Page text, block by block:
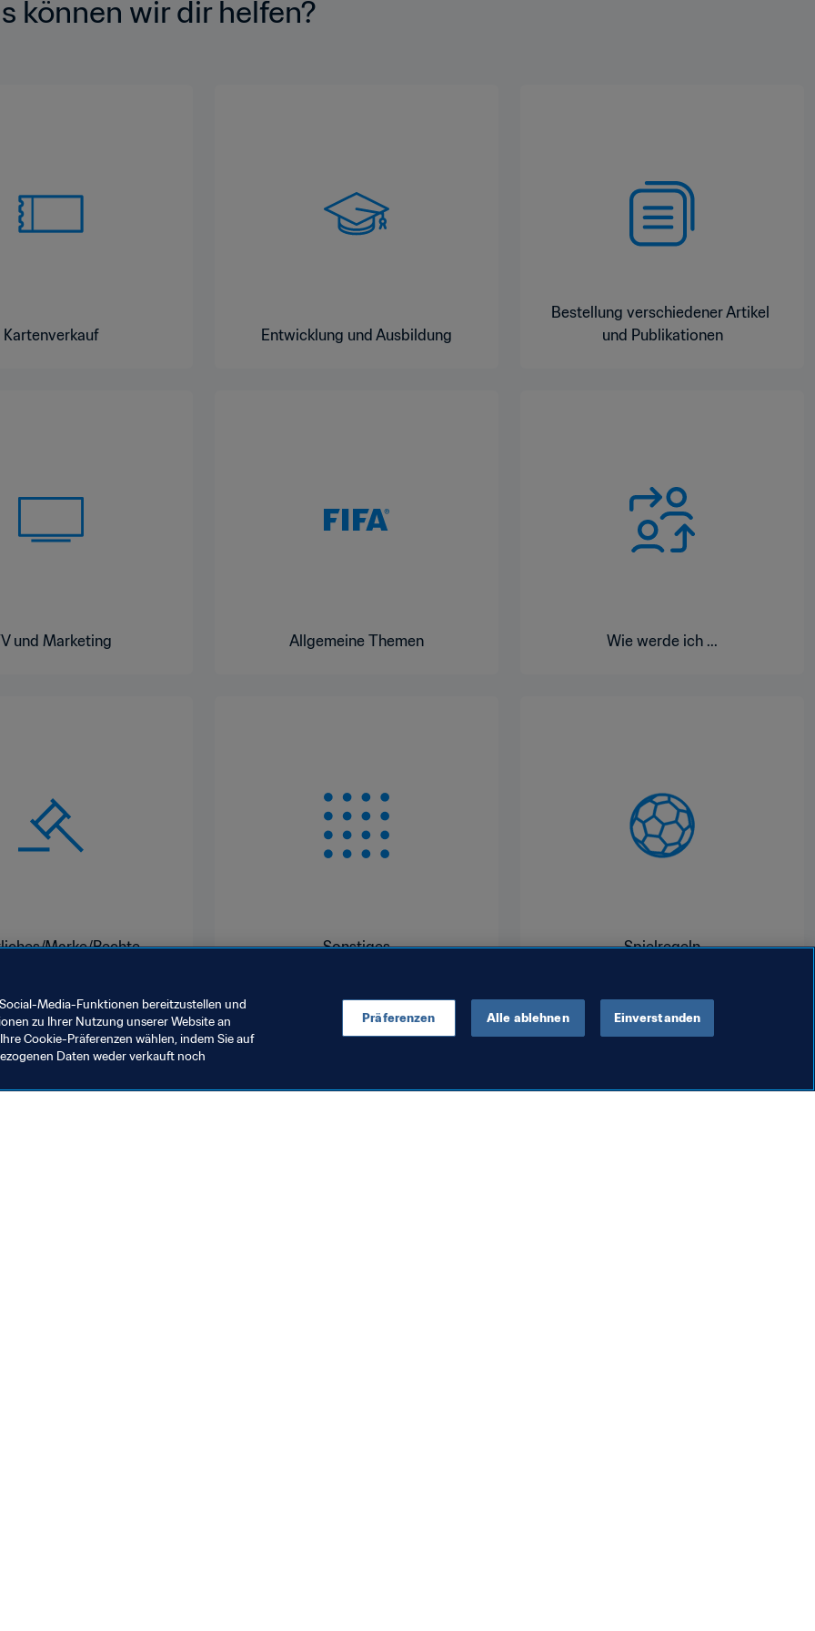
können wir dir helfen?
Kartenverkauf Entwicklung und Ausbildung
Bestellung verschiedener Artikel
und Publikationen
und Marketing Allgemeine Themen Wie werde ich ...
Marke/Rechte Sonstiges Spielregeln
Media-Funktionen bereitzustellen und
zu Ihrer Nutzung unserer Website an
Cookie-Präferenzen wählen, indem Sie auf
Daten weder verkauft noch
Präferenzen Alle ablehnen Einverstanden